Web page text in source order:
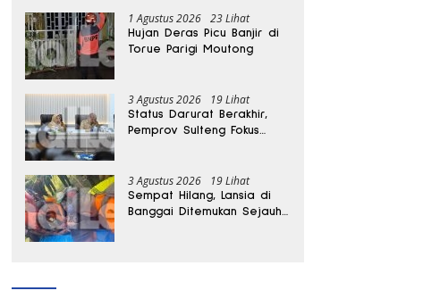
1 Agustus 2026 23 Lihat
Hujan Deras Picu Banjir di
Torue Parigi Moutong
3 Agustus 2026 19 Lihat
Status Darurat Berakhir,
Pemprov Sulteng Fokus
3 Agustus 2026 19 Lihat
Sempat Hilang, Lansia di
Banggai Ditemukan Sejauh